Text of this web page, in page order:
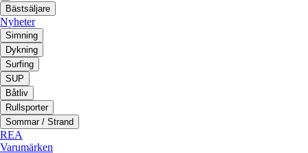
Bästsäljare
Nyheter
Simning
Dykning
Surfing
SUP
Båtliv
Rullsporter
Sommar / Strand
REA
Varumärken